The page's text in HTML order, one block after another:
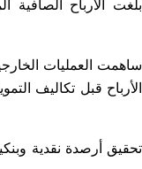
الأرباح قبل تكاليف